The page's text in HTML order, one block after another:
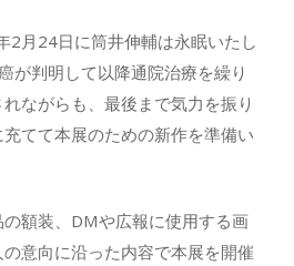
2月24日に筒井伸輔は永眠いたし
が判明して以降通院治療を繰り
ながらも、最後まで気力を振り
てて本展のための新作を準備い
額装、DMや広報に使用する画
意向に沿った内容で本展を開催